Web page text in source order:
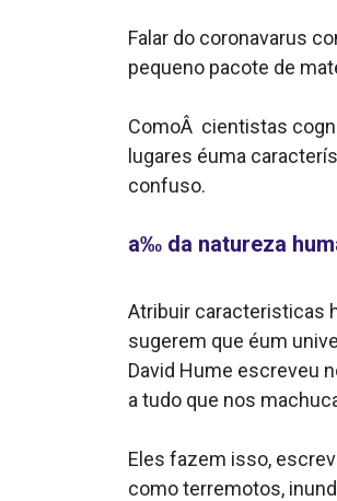
Falar do coronava­rus
pequeno pacote de
ComoÂ cientistas
lugares éuma
confuso.
a‰ da natureza
Atribuir caracteri­sticas
sugerem que éum
David Hume escreveu
a tudo que nos
Eles fazem isso,
como terremotos,